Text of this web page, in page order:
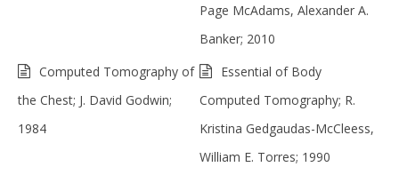
Page McAdams, Alexander A.
Banker; 2010
Computed Tomography of
the Chest; J. David Godwin;
1984
Essential of Body
Computed Tomography; R.
Kristina Gedgaudas-McCleess,
William E. Torres; 1990